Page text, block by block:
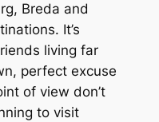
Breda and
It’s
living far
perfect excuse
of view don’t
to visit